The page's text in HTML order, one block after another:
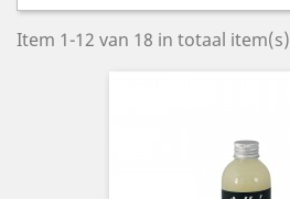
Item 1-12 van 18 in totaal item(s)